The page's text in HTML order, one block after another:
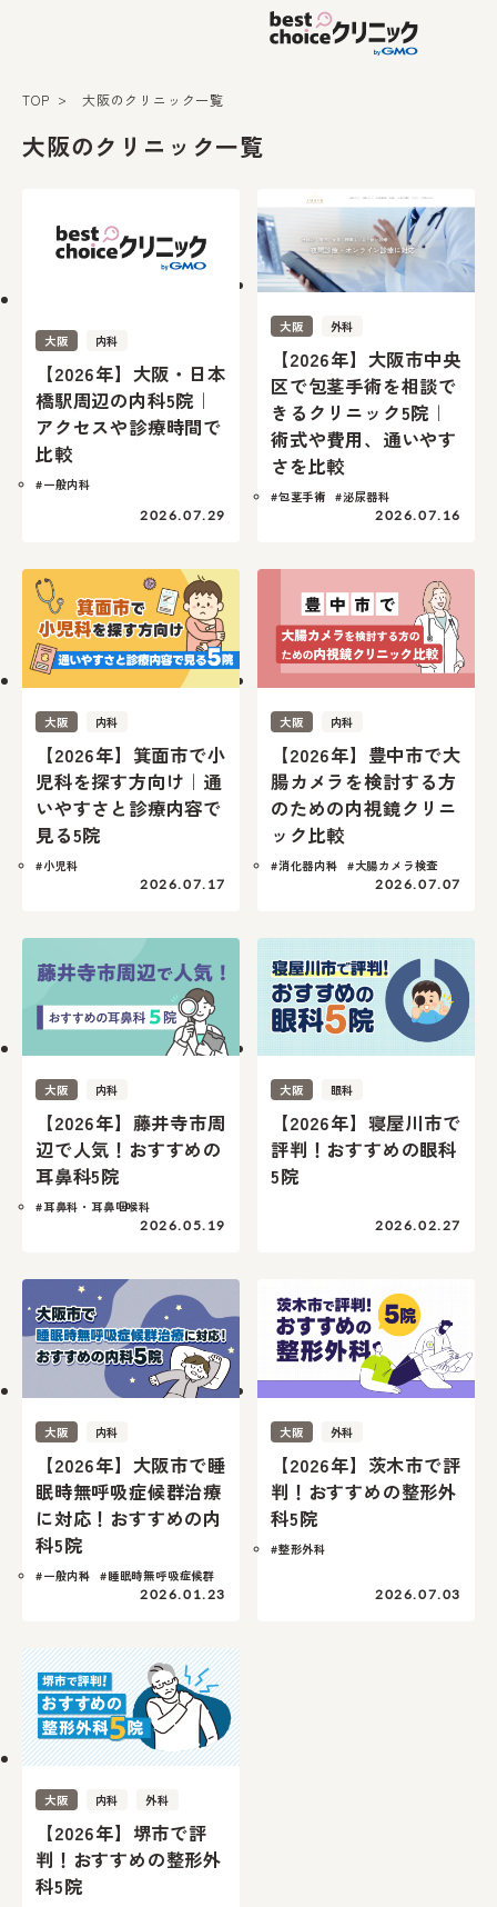
TOP 大阪のクリニック一覧
大阪のクリニック一覧
大阪 内科
【2026年】大阪・日本
橋駅周辺の内科5院｜
アクセスや診療時間で
比較
#一般内科
2026.07.29
大阪 外科
【2026年】大阪市中央
区で包茎手術を相談で
きるクリニック5院｜
術式や費用、通いやす
さを比較
#包茎手術 #泌尿器科
2026.07.16
大阪 内科
【2026年】箕面市で小
児科を探す方向け｜通
いやすさと診療内容で
見る5院
#小児科
2026.07.17
大阪 内科
【2026年】豊中市で大
腸カメラを検討する方
のための内視鏡クリニ
ック比較
#消化器内科 #大腸カメラ検査
2026.07.07
大阪 内科
【2026年】藤井寺市周
辺で人気！おすすめの
耳鼻科5院
#耳鼻科・耳鼻咽喉科
2026.05.19
大阪 眼科
【2026年】寝屋川市で
評判！おすすめの眼科
5院
2026.02.27
大阪 内科
【2026年】大阪市で睡
眠時無呼吸症候群治療
に対応！おすすめの内
科5院
#一般内科 #睡眠時無呼吸症候群
2026.01.23
大阪 外科
【2026年】茨木市で評
判！おすすめの整形外
科5院
#整形外科
2026.07.03
大阪 内科 外科
【2026年】堺市で評
判！おすすめの整形外
科5院